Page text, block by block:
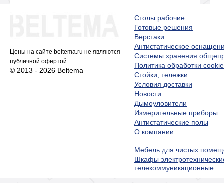
Цены на сайте beltema.ru не являются
публичной офертой.
© 2013 - 2026 Beltema
Столы рабочие
Готовые решения
Верстаки
Антистатическое
Системы хранения
Политика обработки cookie
Стойки, тележки
Условия доставки
Новости
Дымоуловители
Измерительные приборы
Антистатические полы
О компании
Мебель для чистых
Шкафы
телекоммуникационные